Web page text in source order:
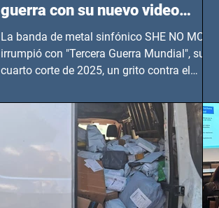
guerra con su nuevo video
TERCERA GUERRA MUNDIAL
La banda de metal sinfónico SHE NO MORE
irrumpió con "Tercera Guerra Mundial", su
cuarto corte de 2025, un grito contra el
en epicentros bélicos.